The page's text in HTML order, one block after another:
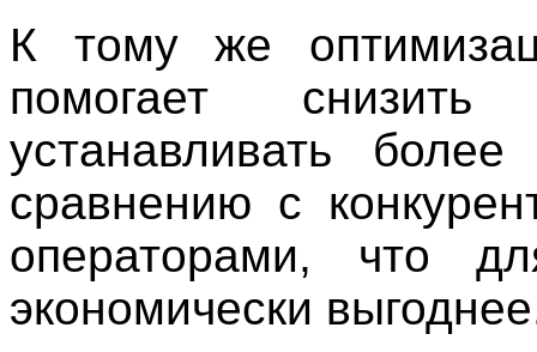
К тому же
помогает
устанавливать
сравнению с
операторами, что
экономически